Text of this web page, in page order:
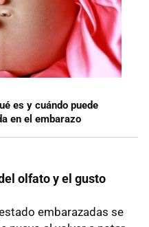
es y cuándo puede
en el embarazo
olfato y el gusto
embarazadas se